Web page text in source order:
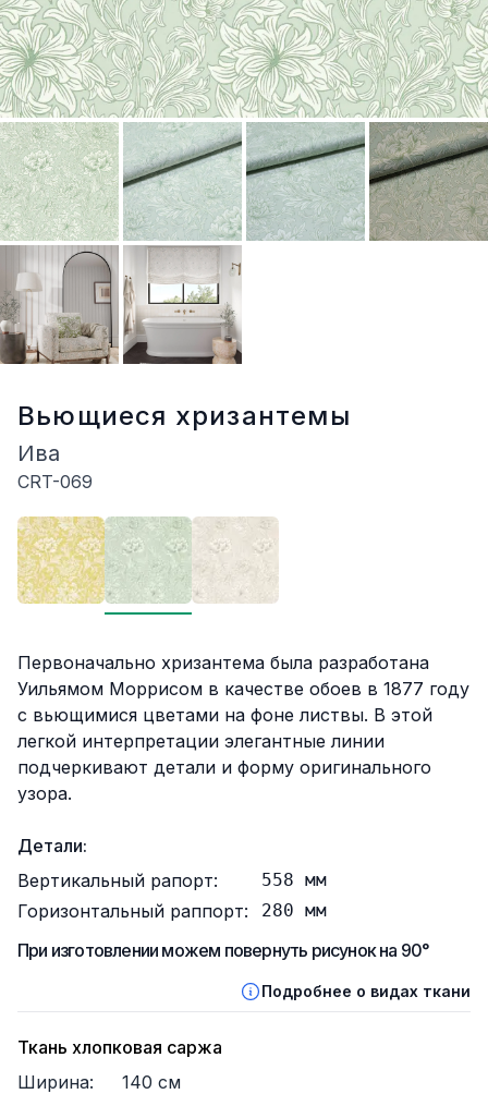
Вьющиеся хризантемы
Ива
CRT-069
Описание
Первоначально хризантема была разработана
Уильямом Моррисом в качестве обоев в 1877 году
с вьющимися цветами на фоне листвы. В этой
легкой интерпретации элегантные линии
подчеркивают детали и форму оригинального
узора.
Детали:
Вертикальный рапорт:
558 мм
Горизонтальный раппорт: 280 мм
При изготовлении можем повернуть рисунок на 90°
Подробнее о видах ткани
Ткань хлопковая саржа
Ширина:
140 см